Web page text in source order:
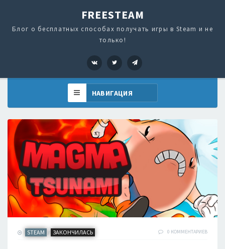
FREESTEAM
Блог о бесплатных способах получать игры в Steam и не
только!
VK Twitter
STEAM / ЗАКОНЧИЛАСЬ 0 КОММЕНТАРИЕВ